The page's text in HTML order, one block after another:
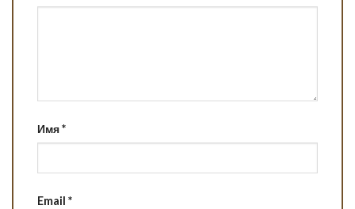
Имя*
Email *